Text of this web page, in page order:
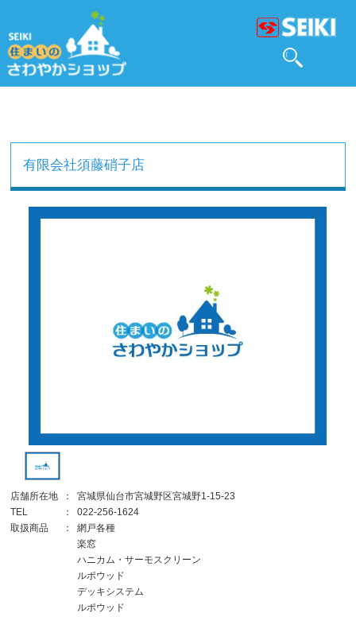
有限会社須藤硝子店
店舗所在地 ：
宮城県仙台市宮城野区宮城野1-15-23
TEL
：
022-256-1624
取扱商品
：
網戸各種
楽窓
ハニカム・サーモスクリーン
ルポウッド
デッキシステム
ルポウッド